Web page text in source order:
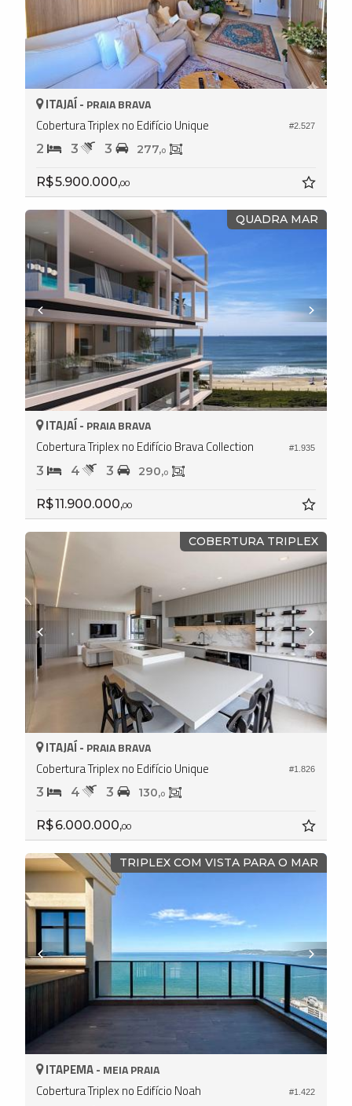
#2.527
ITAJAÍ - PRAIA BRAVA
Cobertura Triplex no Edifício Unique
2 3 3 277,0
R$ 5.900.000,00
QUADRA MAR
#1.935
ITAJAÍ - PRAIA BRAVA
Cobertura Triplex no Edifício Brava Collection
3 4 3 290,0
R$ 11.900.000,00
COBERTURA TRIPLEX
#1.826
ITAJAÍ - PRAIA BRAVA
Cobertura Triplex no Edifício Unique
3 4 3 130,0
R$ 6.000.000,00
TRIPLEX COM VISTA PARA O MAR
#1.422
ITAPEMA - MEIA PRAIA
Cobertura Triplex no Edifício Noah